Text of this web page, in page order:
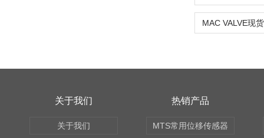
关于我们
关于我们
热销产品
MTS常用位移传感器